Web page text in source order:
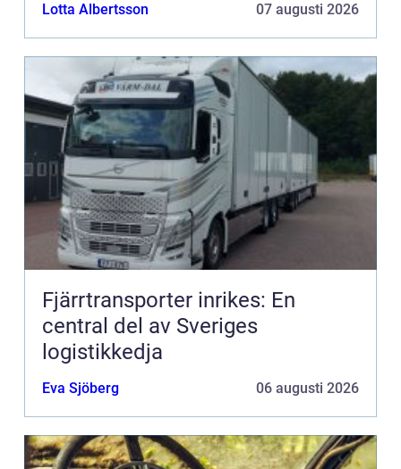
Lotta Albertsson 07 augusti 2026
Fjärrtransporter inrikes: En
central del av Sveriges
logistikkedja
Eva Sjöberg 06 augusti 2026